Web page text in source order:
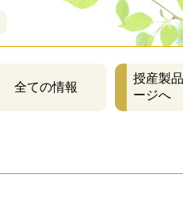
全ての情報
授産製
ージへ